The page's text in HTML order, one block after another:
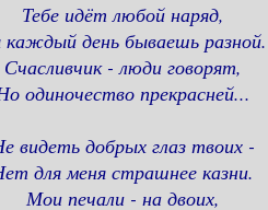
Тебе идёт любой наряд,
каждый день бываешь разной.
Счасливчик - люди говорят,
одиночество прекрасней...
видеть добрых глаз твоих -
для меня страшнее казни.
Мои печали - на двоих,